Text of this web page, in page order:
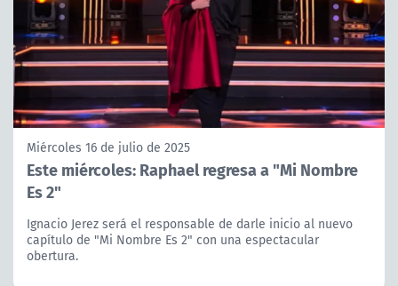
Miércoles 16 de julio de 2025
Este miércoles: Raphael regresa a "Mi Nombre
Es 2"
Ignacio Jerez será el responsable de darle inicio al nuevo
capítulo de "Mi Nombre Es 2" con una espectacular
obertura.